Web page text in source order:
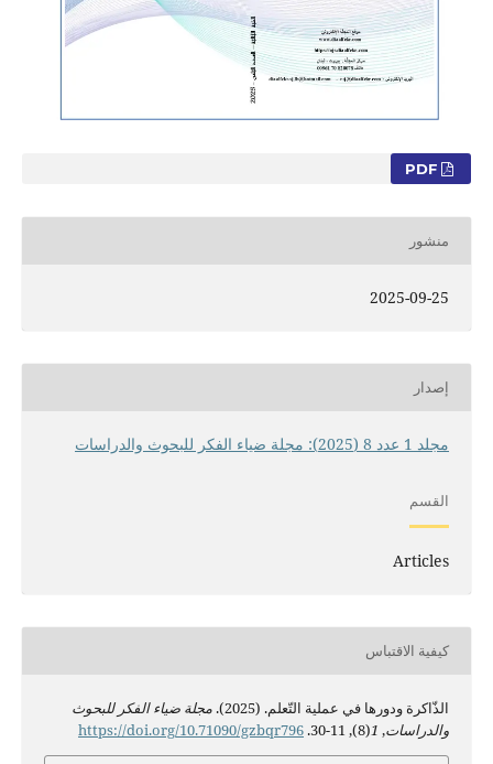
PDF
منشور
2025-09-25
إصدار
مجلد 1 عدد 8 (2025): مجلة ضياء الفكر للبحوث والدراسات
القسم
Articles
كيفية الاقتباس
الذّاكرة ودورها في عملية التّعلم. (2025).
مجلة ضياء الفكر للبحوث
والدراسات,
1
(8), 11-30.
https://doi.org/10.71090/gzbqr796